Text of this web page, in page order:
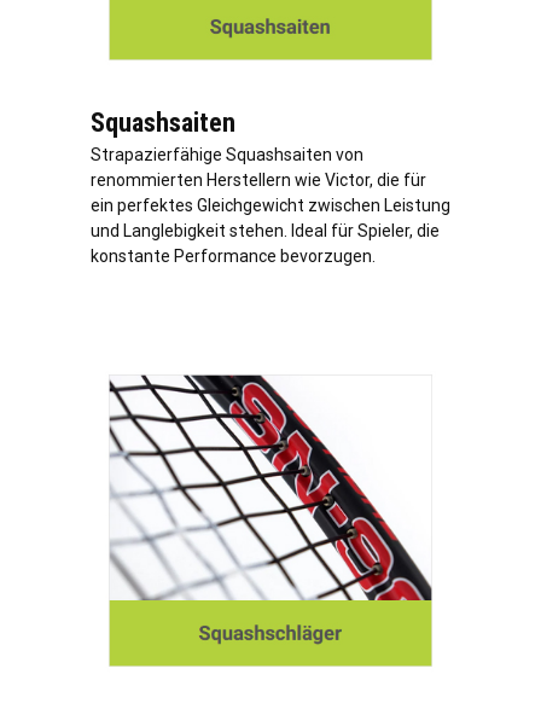
Squashsaiten
Strapazierfähige Squashsaiten von
renommierten Herstellern wie Victor, die für
ein perfektes Gleichgewicht zwischen Leistung
und Langlebigkeit stehen. Ideal für Spieler, die
konstante Performance bevorzugen.